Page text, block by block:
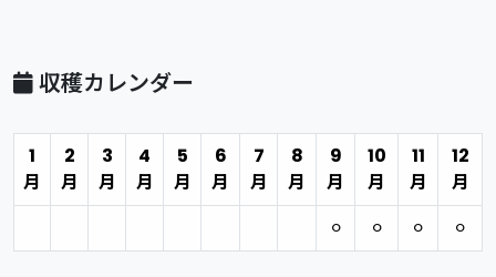
収穫カレンダー
1
月
2
月
3
月
4
月
5
月
6
月
7
月
8
月
9
月
10
月
11
月
12
月
⚪︎
⚪︎ ⚪︎ ⚪︎